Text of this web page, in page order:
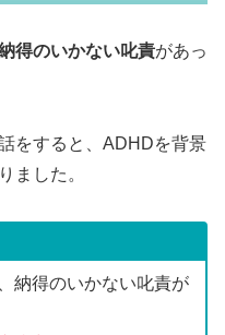
得のいかない叱責があっ
をすると、ADHDを背景
ました。
納得のいかない叱責が